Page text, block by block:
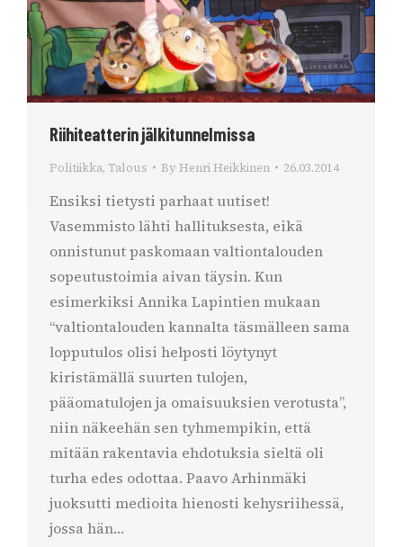
Riihiteatterin jälkitunnelmissa
Politiikka, Talous By Henri Heikkinen 26.03.2014
Ensiksi tietysti parhaat uutiset!
Vasemmisto lähti hallituksesta, eikä
onnistunut paskomaan valtiontalouden
sopeutustoimia aivan täysin. Kun
esimerkiksi Annika Lapintien mukaan
“valtiontalouden kannalta täsmälleen sama
lopputulos olisi helposti löytynyt
kiristämällä suurten tulojen,
pääomatulojen ja omaisuuksien verotusta”,
niin näkeehän sen tyhmempikin, että
mitään rakentavia ehdotuksia sieltä oli
turha edes odottaa. Paavo Arhinmäki
juoksutti medioita hienosti kehysriihessä,
jossa hän…